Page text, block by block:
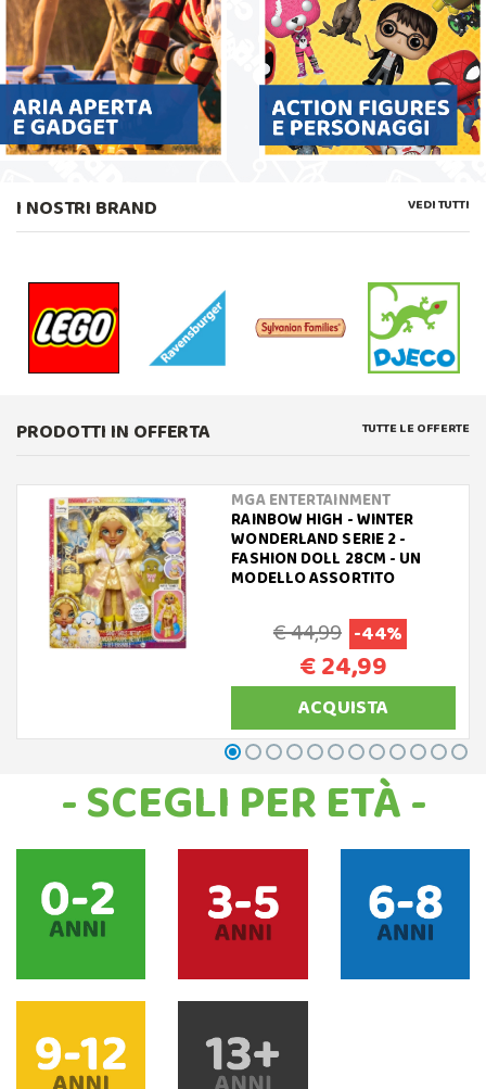
I NOSTRI BRAND VEDI TUTTI
PRODOTTI IN OFFERTA TUTTE LE OFFERTE
MGA ENTERTAINMENT
RAINBOW HIGH - WINTER
WONDERLAND SERIE 2 -
FASHION DOLL 28CM - UN
MODELLO ASSORTITO
€ 44,99 -44%
€ 24,99
ACQUISTA
- SCEGLI PER ETÀ -